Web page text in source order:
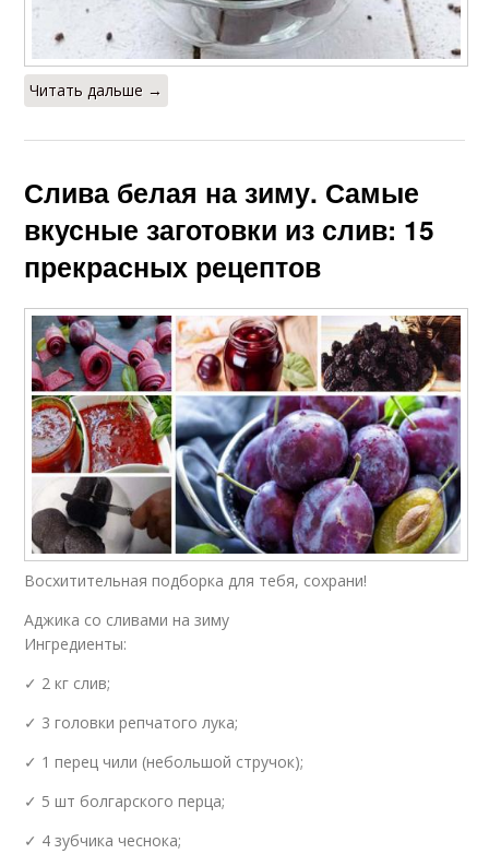
Читать дальше →
Слива белая на зиму. Самые
вкусные заготовки из слив: 15
прекрасных рецептов
Восхитительная подборка для тебя, сохрани!
Аджика со сливами на зиму
Ингредиенты:
✓ 2 кг слив;
✓ 3 головки репчатого лука;
✓ 1 перец чили (небольшой стручок);
✓ 5 шт болгарского перца;
✓ 4 зубчика чеснока;